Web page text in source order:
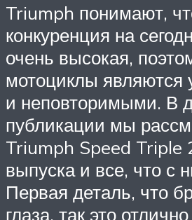
Triumph понимают,
конкуренция на
очень высокая,
мотоциклы являются
и неповторимыми. В
публикации мы
Triumph Speed Triple
выпуска и все, что с
Первая деталь, что
глаза, так это